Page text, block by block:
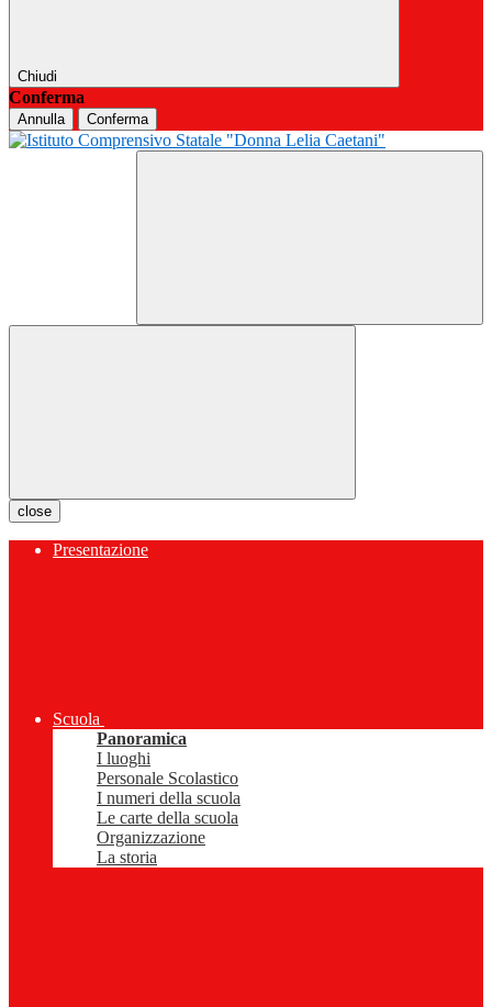
Chiudi
Conferma
Annulla Conferma
close
Presentazione
Scuola
Panoramica
I luoghi
Personale Scolastico
I numeri della scuola
Le carte della scuola
Organizzazione
La storia